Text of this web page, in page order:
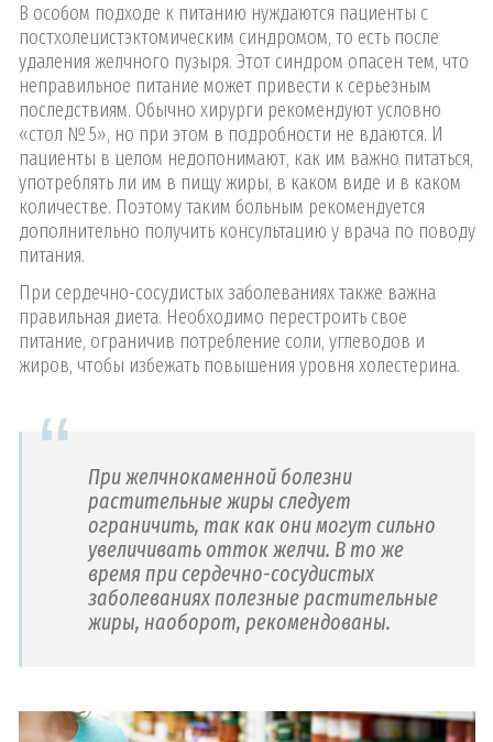
В особом подходе к питанию нуждаются пациенты с
постхолецистэктомическим синдромом, то есть после
удаления желчного пузыря. Этот синдром опасен тем, что
неправильное питание может привести к серьезным
последствиям. Обычно хирурги рекомендуют условно
«стол № 5», но при этом в подробности не вдаются. И
пациенты в целом недопонимают, как им важно питаться,
употреблять ли им в пищу жиры, в каком виде и в каком
количестве. Поэтому таким больным рекомендуется
дополнительно получить консультацию у врача по поводу
питания.
При сердечно-сосудистых заболеваниях также важна
правильная диета. Необходимо перестроить свое
питание, ограничив потребление соли, углеводов и
жиров, чтобы избежать повышения уровня холестерина.
При желчнокаменной болезни
растительные жиры следует
ограничить, так как они могут сильно
увеличивать отток желчи. В то же
время при сердечно-сосудистых
заболеваниях полезные растительные
жиры, наоборот, рекомендованы.